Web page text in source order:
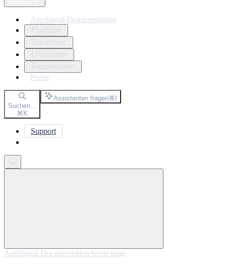
AppSignal-Dokumentation
Preise
Suchen...
⌘K
Assistenten fragen⌘I
Support
AppSignal Documentation home page